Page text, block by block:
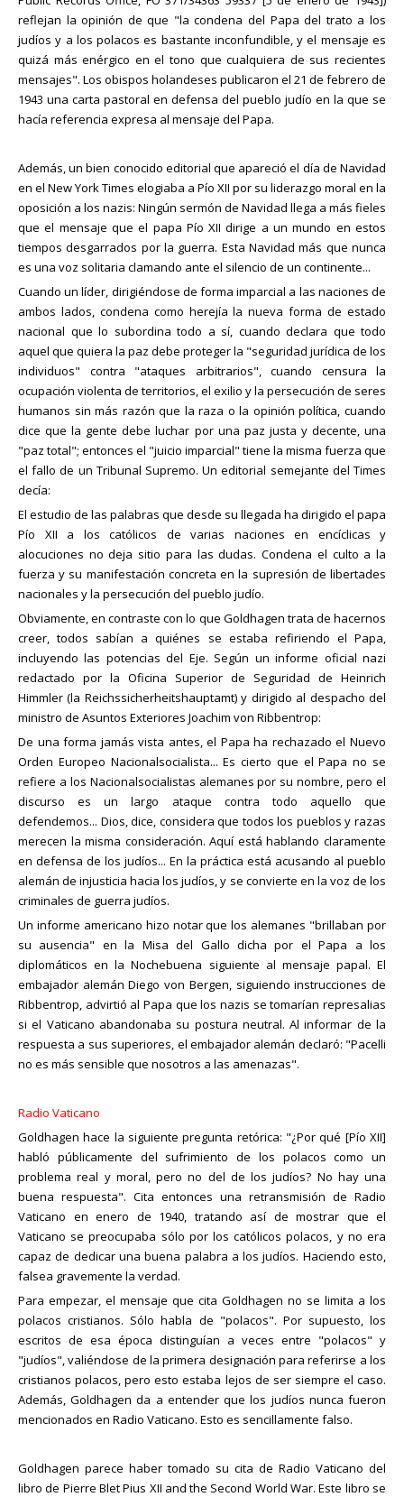
reflejan la opinión de que "la condena del Papa del trato a los
judíos y a los polacos es bastante inconfundible, y el mensaje es
quizá más enérgico en el tono que cualquiera de sus recientes
mensajes". Los obispos holandeses publicaron el 21 de febrero de
1943 una carta pastoral en defensa del pueblo judío en la que se
hacía referencia expresa al mensaje del Papa.
Además, un bien conocido editorial que apareció el día de Navidad
en el New York Times elogiaba a Pío XII por su liderazgo moral en la
oposición a los nazis: Ningún sermón de Navidad llega a más fieles
que el mensaje que el papa Pío XII dirige a un mundo en estos
tiempos desgarrados por la guerra. Esta Navidad más que nunca
es una voz solitaria clamando ante el silencio de un continente...
Cuando un líder, dirigiéndose de forma imparcial a las naciones de
ambos lados, condena como herejía la nueva forma de estado
nacional que lo subordina todo a sí, cuando declara que todo
aquel que quiera la paz debe proteger la "seguridad jurídica de los
individuos" contra "ataques arbitrarios", cuando censura la
ocupación violenta de territorios, el exilio y la persecución de seres
humanos sin más razón que la raza o la opinión política, cuando
dice que la gente debe luchar por una paz justa y decente, una
"paz total"; entonces el "juicio imparcial" tiene la misma fuerza que
el fallo de un Tribunal Supremo. Un editorial semejante del Times
decía:
El estudio de las palabras que desde su llegada ha dirigido el papa
Pío XII a los católicos de varias naciones en encíclicas y
alocuciones no deja sitio para las dudas. Condena el culto a la
fuerza y su manifestación concreta en la supresión de libertades
nacionales y la persecución del pueblo judío.
Obviamente, en contraste con lo que Goldhagen trata de hacernos
creer, todos sabían a quiénes se estaba refiriendo el Papa,
incluyendo las potencias del Eje. Según un informe oficial nazi
redactado por la Oficina Superior de Seguridad de Heinrich
Himmler (la Reichssicherheitshauptamt) y dirigido al despacho del
ministro de Asuntos Exteriores Joachim von Ribbentrop:
De una forma jamás vista antes, el Papa ha rechazado el Nuevo
Orden Europeo Nacionalsocialista... Es cierto que el Papa no se
refiere a los Nacionalsocialistas alemanes por su nombre, pero el
discurso es un largo ataque contra todo aquello que
defendemos... Dios, dice, considera que todos los pueblos y razas
merecen la misma consideración. Aquí está hablando claramente
en defensa de los judíos... En la práctica está acusando al pueblo
alemán de injusticia hacia los judíos, y se convierte en la voz de los
criminales de guerra judíos.
Un informe americano hizo notar que los alemanes "brillaban por
su ausencia" en la Misa del Gallo dicha por el Papa a los
diplomáticos en la Nochebuena siguiente al mensaje papal. El
embajador alemán Diego von Bergen, siguiendo instrucciones de
Ribbentrop, advirtió al Papa que los nazis se tomarían represalias
si el Vaticano abandonaba su postura neutral. Al informar de la
respuesta a sus superiores, el embajador alemán declaró: "Pacelli
no es más sensible que nosotros a las amenazas".
Radio Vaticano
Goldhagen hace la siguiente pregunta retórica: "¿Por qué [Pío XII]
habló públicamente del sufrimiento de los polacos como un
problema real y moral, pero no del de los judíos? No hay una
buena respuesta". Cita entonces una retransmisión de Radio
Vaticano en enero de 1940, tratando así de mostrar que el
Vaticano se preocupaba sólo por los católicos polacos, y no era
capaz de dedicar una buena palabra a los judíos. Haciendo esto,
falsea gravemente la verdad.
Para empezar, el mensaje que cita Goldhagen no se limita a los
polacos cristianos. Sólo habla de "polacos". Por supuesto, los
escritos de esa época distinguían a veces entre "polacos" y
"judíos", valiéndose de la primera designación para referirse a los
cristianos polacos, pero esto estaba lejos de ser siempre el caso.
Además, Goldhagen da a entender que los judíos nunca fueron
mencionados en Radio Vaticano. Esto es sencillamente falso.
Goldhagen parece haber tomado su cita de Radio Vaticano del
libro de Pierre Blet Pius XII and the Second World War. Este libro se